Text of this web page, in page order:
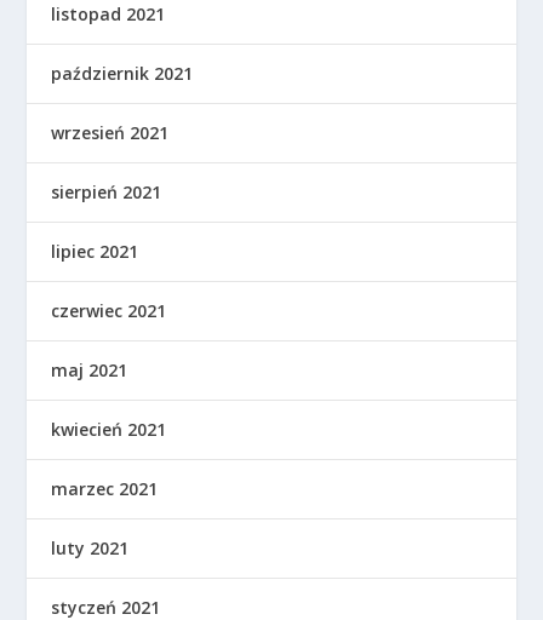
listopad 2021
październik 2021
wrzesień 2021
sierpień 2021
lipiec 2021
czerwiec 2021
maj 2021
kwiecień 2021
marzec 2021
luty 2021
styczeń 2021